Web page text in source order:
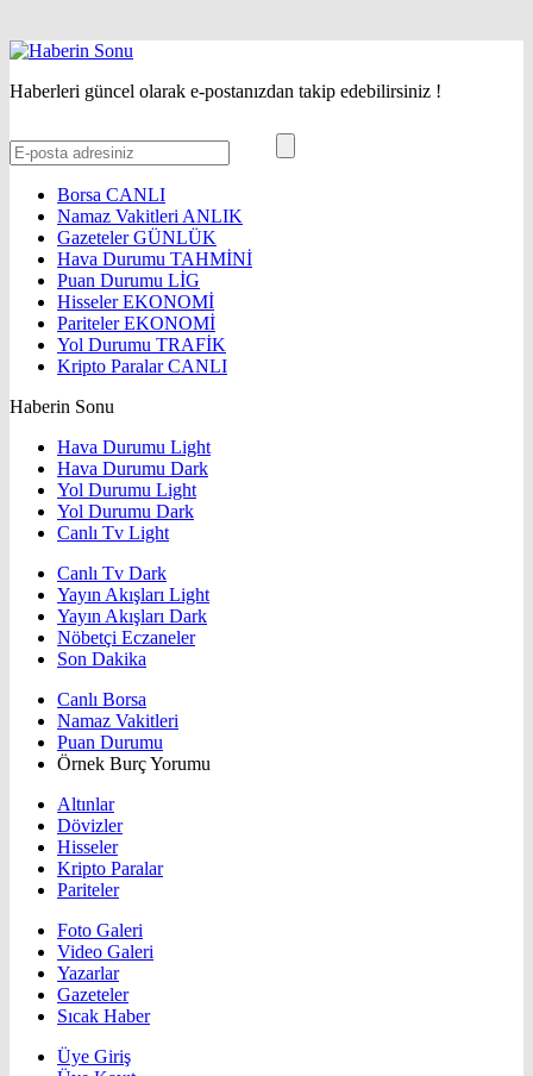
Haberleri güncel olarak e-postanızdan takip edebilirsiniz !
Borsa CANLI
Namaz Vakitleri ANLIK
GazetelerGÜNLÜK
Hava Durumu TAHMİNİ
Puan Durumu LİG
HisselerEKONOMİ
ParitelerEKONOMİ
Yol Durumu TRAFİK
Kripto ParalarCANLI
Haberin Sonu
Hava Durumu Light
Hava Durumu Dark
Yol Durumu Light
Yol Durumu Dark
Canlı Tv Light
Canlı Tv Dark
Yayın Akışları Light
Yayın Akışları Dark
Nöbetçi Eczaneler
Son Dakika
Canlı Borsa
Namaz Vakitleri
Puan Durumu
Örnek Burç Yorumu
Altınlar
Dövizler
Hisseler
Kripto Paralar
Pariteler
Foto Galeri
Video Galeri
Yazarlar
Gazeteler
Sıcak Haber
Üye Giriş